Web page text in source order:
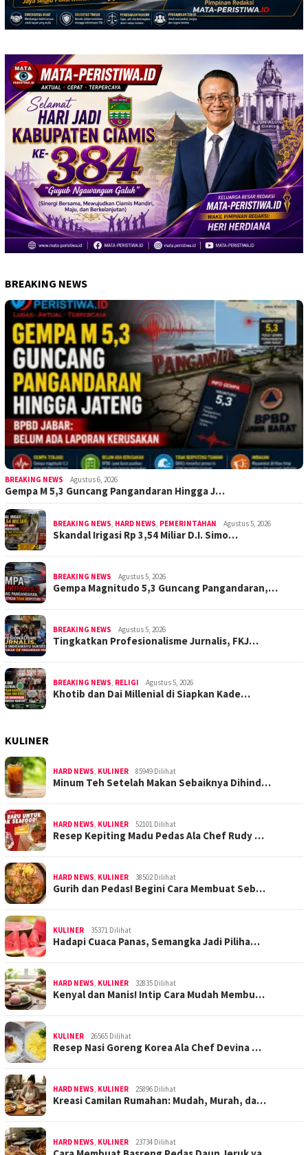
BREAKING NEWS
BREAKING NEWS Agustus 6, 2026
Gempa M 5,3 Guncang Pangandaran Hingga J…
BREAKING NEWS HARD NEWS PEMERINTAHAN Agustus 5, 2026
Skandal Irigasi Rp 3,54 Miliar D.I. Simo…
BREAKING NEWS Agustus 5, 2026
Gempa Magnitudo 5,3 Guncang Pangandaran,…
BREAKING NEWS Agustus 5, 2026
Tingkatkan Profesionalisme Jurnalis, FKJ…
BREAKING NEWS RELIGI Agustus 5, 2026
Khotib dan Dai Millenial di Siapkan Kade…
KULINER
HARD NEWS KULINER 85949 Dilihat
Minum Teh Setelah Makan Sebaiknya Dihind…
HARD NEWS KULINER 52101 Dilihat
Resep Kepiting Madu Pedas Ala Chef Rudy …
HARD NEWS KULINER 38502 Dilihat
Gurih dan Pedas! Begini Cara Membuat Seb…
KULINER 35371 Dilihat
Hadapi Cuaca Panas, Semangka Jadi Piliha…
HARD NEWS KULINER 32835 Dilihat
Kenyal dan Manis! Intip Cara Mudah Membu…
KULINER 26565 Dilihat
Resep Nasi Goreng Korea Ala Chef Devina …
HARD NEWS KULINER 25896 Dilihat
Kreasi Camilan Rumahan: Mudah, Murah, da…
HARD NEWS KULINER 23734 Dilihat